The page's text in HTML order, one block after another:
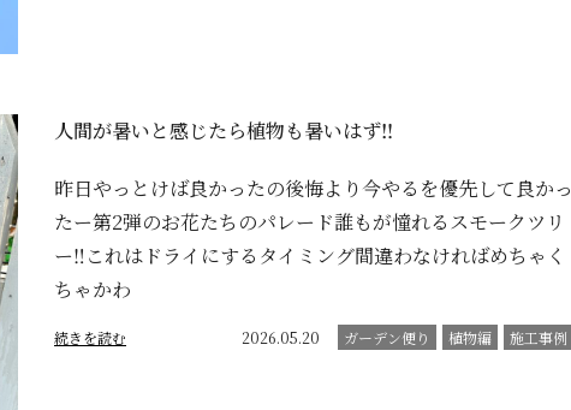
人間が暑いと感じたら植物も暑いはず‼️
昨日やっとけば良かったの後悔より今やるを優先して良かっ
たー第2弾のお花たちのパレード誰もが憧れるスモークツリ
ー‼️これはドライにするタイミング間違わなければめちゃく
ちゃかわ
続きを読む 2026.05.20 ガーデン便り 植物編 施工事例